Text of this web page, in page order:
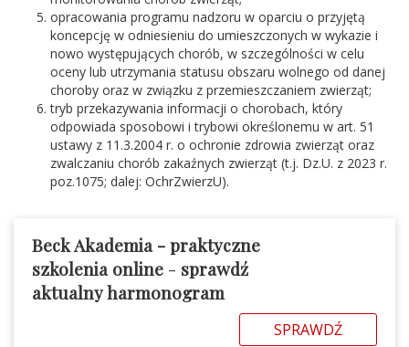
opracowania programu nadzoru w oparciu o przyjętą
koncepcję w odniesieniu do umieszczonych w wykazie i
nowo występujących chorób, w szczególności w celu
oceny lub utrzymania statusu obszaru wolnego od danej
choroby oraz w związku z przemieszczaniem zwierząt;
tryb przekazywania informacji o chorobach, który
odpowiada sposobowi i trybowi określonemu w art. 51
ustawy z 11.3.2004 r. o ochronie zdrowia zwierząt oraz
zwalczaniu chorób zakaźnych zwierząt (t.j. Dz.U. z 2023 r.
poz.1075; dalej: OchrZwierzU).
Beck Akademia - praktyczne
szkolenia online - sprawdź
aktualny harmonogram
SPRAWDŹ